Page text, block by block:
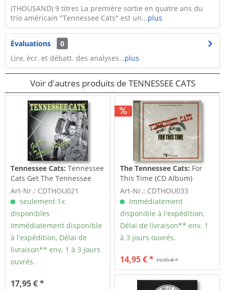
(THOUSAND) 9 titres La première sortie en quatre ans du
trio américain "Tennessee Cats" est un...plus
Évaluations
0
Lire, écr. et débatt. des analyses…plus
Voir d'autres produits de TENNESSEE CATS
Tennessee Cats:Tennessee
Cats Get The Tennessee
Rhythm
Art-Nr.: CDTHOU021
seulement 1x
disponibles
Immédiatement disponible
à l'expédition, Délai de
livraison** env. 1 à 3 jours
ouvrés.
17,95 € *
The Tennessee Cats: For
This Time (CD Album)
Art-Nr.: CDTHOU033
Immédiatement
disponible à l'expédition,
Délai de livraison** env. 1
à 3 jours ouvrés.
15,95 € *
14,95 € *